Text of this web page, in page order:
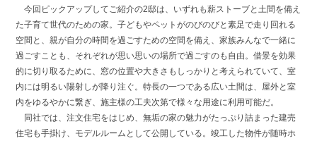
今回ピックアップしてご紹介の2邸は、いずれも薪ストーブと土間を備え
た子育て世代のための家。子どもやペットがのびのびと素足で走り回れる
空間と、親が自分の時間を過ごすための空間を備え、家族みんなで一緒に
過ごすことも、それぞれが思い思いの場所で過ごすのも自由。借景を効果
的に切り取るために、窓の位置や大きさもしっかりと考えられていて、室
内には明るい陽射しが降り注ぐ。特長の一つである広い土間は、屋外と室
内をゆるやかに繋ぎ、施主様の工夫次第で様々な用途に利用可能だ。
同社では、注文住宅をはじめ、無垢の家の魅力がたっぷり詰まった建売
住宅も手掛け、モデルルームとして公開している。竣工した物件が随時ホ